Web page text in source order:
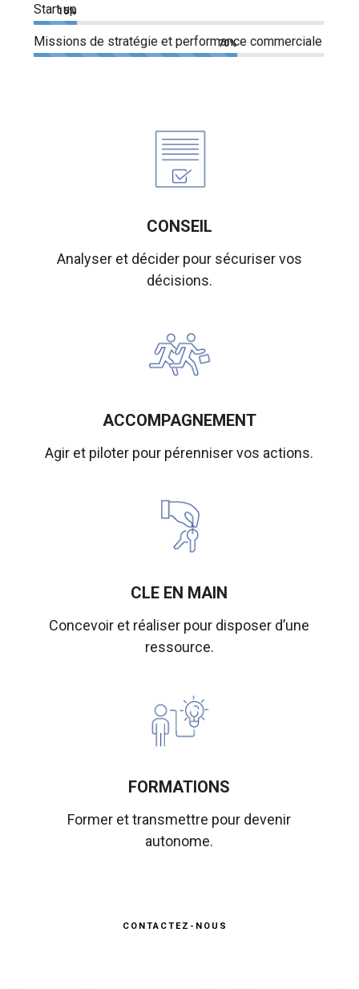
Start up
15%
Missions de stratégie et performance commerciale
70%
CONSEIL
Analyser et décider pour sécuriser vos
décisions.
ACCOMPAGNEMENT
Agir et piloter pour pérenniser vos actions.
CLE EN MAIN
Concevoir et réaliser pour disposer d’une
ressource.
FORMATIONS
Former et transmettre pour devenir
autonome.
CONTACTEZ-NOUS